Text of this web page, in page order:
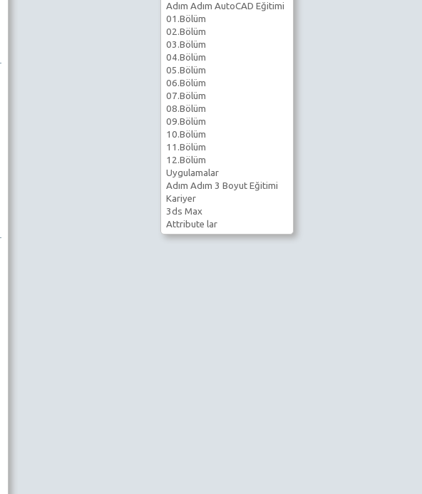
Adım Adım AutoCAD Eğitimi
01.Bölüm
02.Bölüm
03.Bölüm
04.Bölüm
05.Bölüm
06.Bölüm
07.Bölüm
08.Bölüm
09.Bölüm
10.Bölüm
11.Bölüm
12.Bölüm
Uygulamalar
Adım Adım 3 Boyut Eğitimi
Kariyer
3ds Max
Attribute lar